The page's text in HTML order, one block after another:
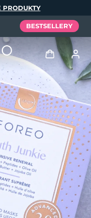
PRODUKTY
BESTSELLERY
Zaloguj
Profil użytkownika
Moje urządzenia
Moje zamówienia
Moje adresy
Moje subskrypcje
Español
Português
Русский
繁體中文